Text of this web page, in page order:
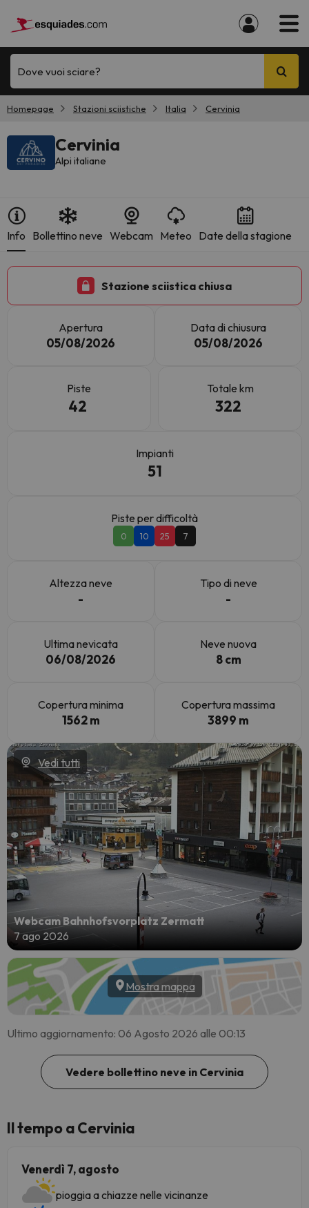
Dove vuoi sciare?
Homepage Stazioni sciistiche Italia Cervinia
Cervinia
Alpi italiane
Info Bollettino neve Webcam Meteo Date della stagione
Stazione sciistica chiusa
Apertura
05/08/2026
Data di chiusura
05/08/2026
Piste
42
Totale km
322
Impianti
51
Piste per difficoltà
0 10 25 7
Altezza neve
-
Tipo di neve
-
Ultima nevicata
06/08/2026
Neve nuova
8 cm
Copertura minima
1562 m
Copertura massima
3899 m
Vedi tutti
Webcam Bahnhofsvorplatz Zermatt
7 ago 2026
Mostra mappa
Ultimo aggiornamento: 06 Agosto 2026 alle 00:13
Vedere bollettino neve in Cervinia
Il tempo a Cervinia
Venerdì 7, agosto
pioggia a chiazze nelle vicinanze